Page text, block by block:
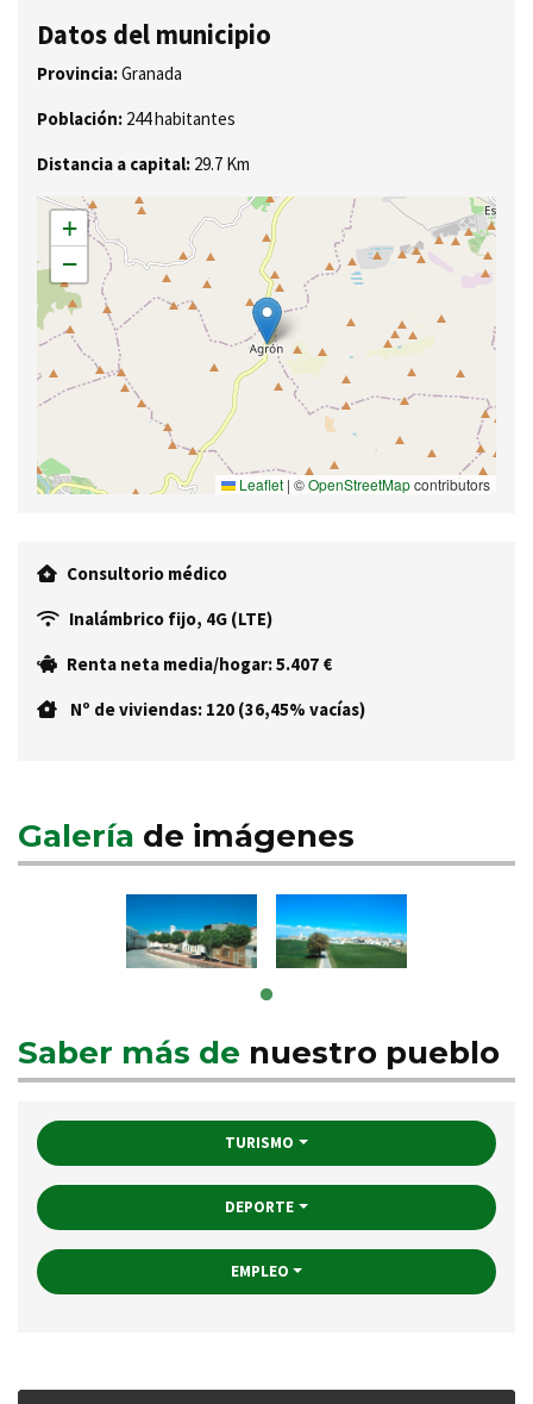
Datos del municipio
Provincia:Granada
Población: 244 habitantes
Distancia a capital: 29.7 Km
+
−
Leaflet | ©OpenStreetMapcontributors
Consultorio médico
Inalámbrico fijo, 4G (LTE)
Renta neta media/hogar: 5.407 €
Nº de viviendas: 120 (36,45% vacías)
Galería de imágenes
Saber más de nuestro pueblo
TURISMO
DEPORTE
EMPLEO